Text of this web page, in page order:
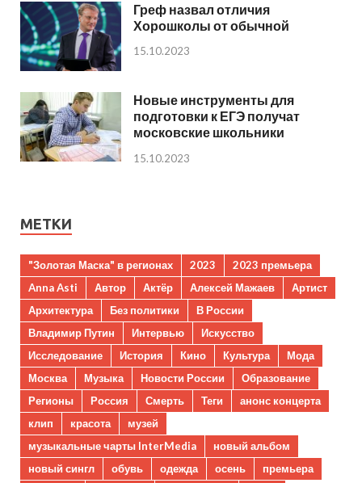
Греф назвал отличия
Хорошколы от обычной
15.10.2023
Новые инструменты для
подготовки к ЕГЭ получат
московские школьники
15.10.2023
МЕТКИ
"Золотая Маска" в регионах 2023
2023 премьера
Anna Asti
Автор Актёр Алексей Мажаев
Артист
Архитектура
Без политики
В России
Владимир Путин
Интервью
Искусство
Исследование
История Кино Культура
Мода
Москва
Музыка Новости России
Образование
Регионы
Россия Смерть Теги
анонс концерта
клип
красота
музей
музыкальные чарты InterMedia
новый альбом
новый сингл
обувь одежда осень
премьера